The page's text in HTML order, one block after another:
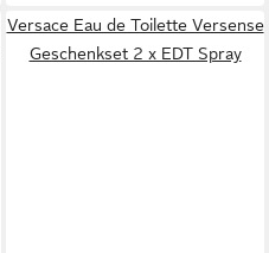
Versace Eau de Toilette Versense
Geschenkset 2 x EDT Spray